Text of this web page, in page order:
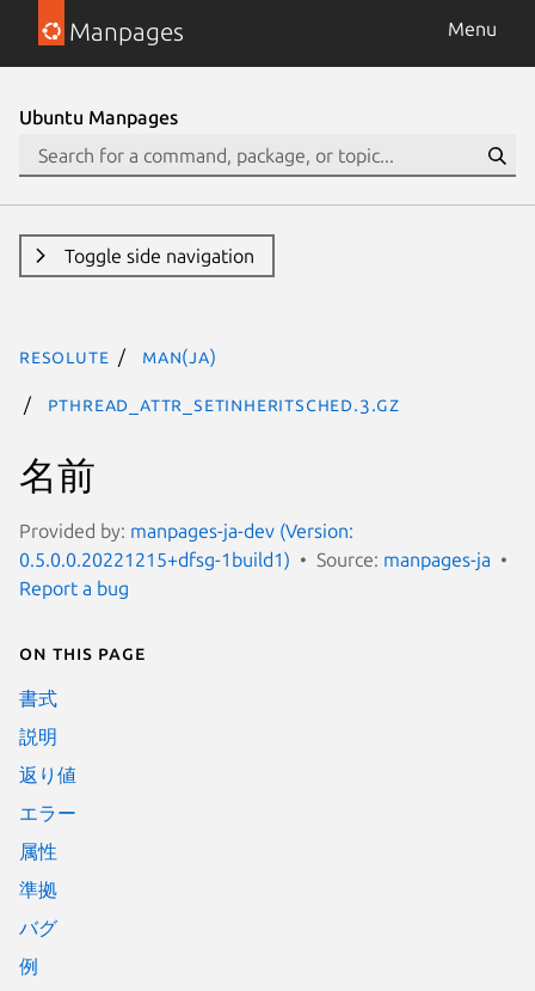
Manpages Menu
Ubuntu Manpages
Toggle side navigation
resolute man(ja)
pthread_attr_setinheritsched.3.gz
名前
Provided by: manpages-ja-dev (Version:
0.5.0.0.20221215+dfsg-1build1)
Source: manpages-ja
Report a bug
On this page
書式
説明
返り値
エラー
属性
準拠
バグ
例